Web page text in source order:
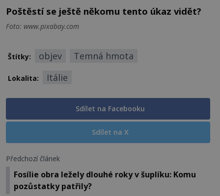
Poštěstí se ještě někomu tento úkaz vidět?
Foto: www.pixabay.com
Štítky: objev Temná hmota
Lokalita: Itálie
Sdílet na Facebooku
Sdílet na X
Předchozí článek
Fosílie obra ležely dlouhé roky v šuplíku: Komu
pozůstatky patřily?